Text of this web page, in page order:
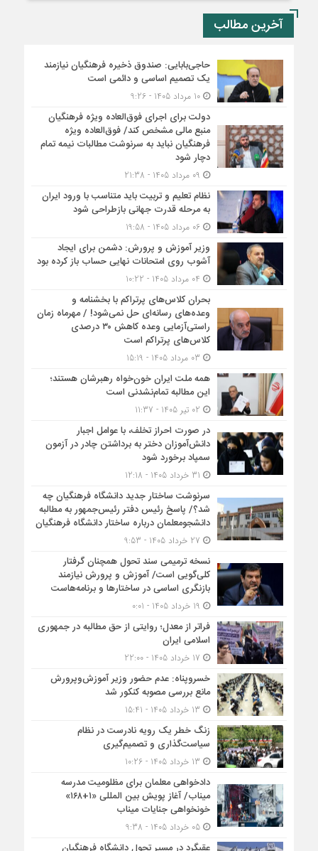
آخرین مطالب
حاجی‌بابایی: صندوق ذخیره فرهنگیان نیازمند
یک تصمیم اساسی و دائمی است
10 مرداد 1405 - 9:26
دولت برای اجرای فوق‌العاده ویژه فرهنگیان
منبع مالی مشخص کند/ فوق‌العاده ویژه
فرهنگیان نباید به سرنوشت مطالبات نیمه‌ تمام
دچار شود
نظام تعلیم و تربیت باید متناسب با ورود ایران
به مرحله قدرت جهانی بازطراحی شود
06 مرداد 1405 - 19:58
وزیر آموزش و پرورش: دشمن برای ایجاد
آشوب روی امتحانات نهایی حساب باز کرده بود
بحران کلاس‌های پرتراکم با بخشنامه و
وعده‌های رسانه‌ای حل نمی‌شود! / مهرماه زمان
راستی‌آزمایی وعده کاهش ۳۰ درصدی
کلاس‌های پرتراکم است
همه ملت ایران خون‌خواه رهبرشان هستند؛
این مطالبه تمام‌نشدنی است
در صورت احراز تخلف، با عوامل اجبار
دانش‌آموزان دختر به برداشتن چادر در آزمون
سمپاد برخورد شود
سرنوشت ساختار جدید دانشگاه فرهنگیان چه
شد؟/ پاسخ رئیس دفتر رئیس‌جمهور به مطالبه
دانشجومعلمان درباره ساختار دانشگاه فرهنگیان
نسخه ترمیمی سند تحول همچنان گرفتار
کلی‌گویی است/ آموزش و پرورش نیازمند
بازنگری اساسی در ساختارها و برنامه‌هاست
فراتر از معدل؛ روایتی از حق مطالبه در جمهوری
اسلامی ایران
خسروپناه: عدم حضور وزیر آموزش‌وپرورش
مانع بررسی مصوبه کنکور شد
زنگ خطر یک رویه نادرست در نظام
سیاست‌گذاری و تصمیم‌گیری
دادخواهی معلمان برای مظلومیت مدرسه
میناب/ آغاز پویش بین المللی «۱+۱۶۸»
خونخواهی جنایات میناب
05 خرداد 1405 - 9:38